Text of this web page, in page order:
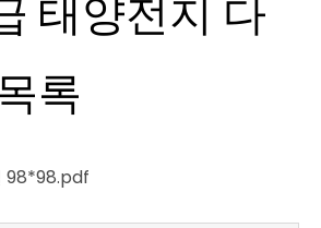
록
98*98.pdf